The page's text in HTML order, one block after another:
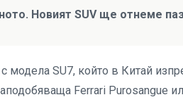
Новият SUV ще отнеме
модела SU7, който в Китай
Ferrari Purosangue